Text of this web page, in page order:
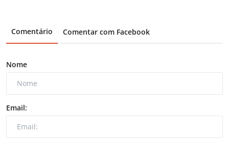
Comentário Comentar com Facebook
Nome
Email: